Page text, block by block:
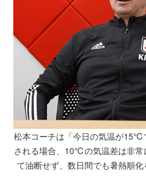
松本コーチは「今日の気温が
される場合、10℃の気温差は非常
て油断せず、数日間でも暑熱順